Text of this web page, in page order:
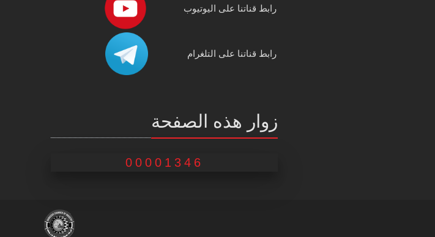
رابط قناتنا على اليوتيوب
رابط قناتنا على التلغرام
زوار هذه الصفحة
00001346